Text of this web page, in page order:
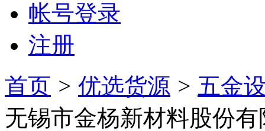
帐号登录
注册
首页 > 优选货源 > 五金
无锡市金杨新材料股份